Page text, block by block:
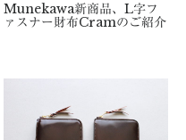
Munekawa新商品、L字フ
ァスナー財布Cramのご紹介